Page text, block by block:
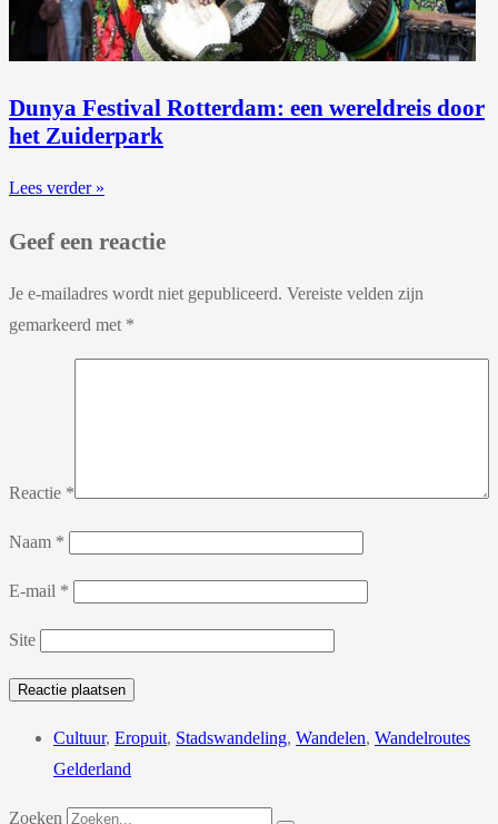
Dunya Festival Rotterdam: een wereldreis door
het Zuiderpark
Lees verder »
Geef een reactie
Je e-mailadres wordt niet gepubliceerd. Vereiste velden zijn
gemarkeerd met *
Reactie *
Naam *
E-mail *
Site
Cultuur, Eropuit, Stadswandeling, Wandelen, Wandelroutes
Gelderland
Zoeken